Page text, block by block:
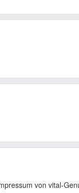
von vital-